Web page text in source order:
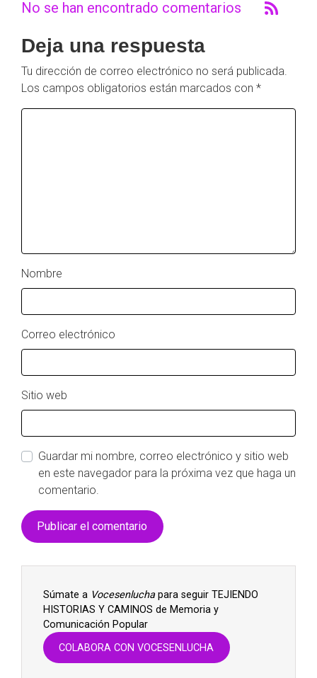
No se han encontrado comentarios
Deja una respuesta
Tu dirección de correo electrónico no será publicada.
Los campos obligatorios están marcados con *
Nombre
Correo electrónico
Sitio web
Guardar mi nombre, correo electrónico y sitio web
en este navegador para la próxima vez que haga un
comentario.
Súmate a Vocesenluchapara seguir TEJIENDO
HISTORIAS Y CAMINOS de Memoria y
Comunicación Popular
COLABORA CON VOCESENLUCHA